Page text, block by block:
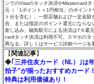
ンでのVisaのタッチ決済やMastercard
元（「1ポイント＝1円相当」のポイン
ト分を含む）。一部店舗および一定金
合、または指定のポイント還元になら
差し込み、磁気取引による決済は7％還
cardタッチ決済は利用不可。スマホの
異なる。詳しくはサービス詳細ページを
【 関連記事】
◆｢三井住友カード（NL）｣は
拍子”が揃ったおすすめカード
特典は利用価値あり！